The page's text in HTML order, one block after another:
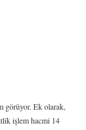
görüyor. Ek olarak,
işlem hacmi 14